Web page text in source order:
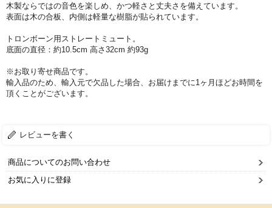
木製ならではの音色を楽しめ、かつ軽さと丈夫さを備えています。
表面は木の合板、内側は軽量な樹脂が貼られています。
トロンボーン用ストレートミュート。
底面の直径：約10.5cm 高さ32cm 約93g
※お取り寄せ商品です。
輸入品のため、輸入元で欠品した場合、お届けまでに1ヶ月ほどお時間を
頂くことがございます。
レビューを書く
商品についてのお問い合わせ
お気に入りに登録